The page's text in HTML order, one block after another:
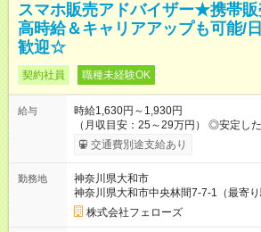
スマホ販売アドバイザー★携帯販
高時給＆キャリアアップも可能/
歓迎☆
契約社員 職種未経験OK
給与
時給1,630円～1,930円
（月収目安：25～29万円） ◎安定した給与で安心！ 長期・フル
タイムで勤務いただける方にお越しい
す。シフトが削られることはないので
たいという人もいると思います。この
ので、お気軽にご相談ください！ ※2ヶ月の試用期間がありま
す。その間の給与・待遇に変更はありません。 【試
用期間あり 試用期間の長さ：2ヶ月
交通費別途支給あり
勤務地
神奈川県大和市
神奈川県大和市中央林間7-7-1（最寄り
株式会社フェローズ